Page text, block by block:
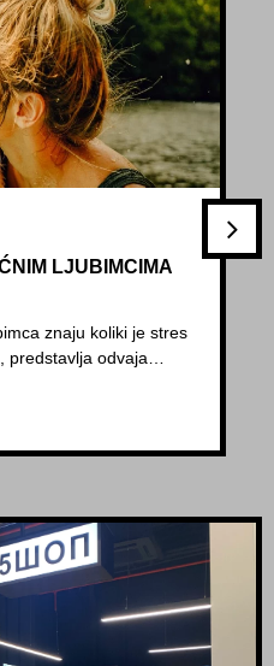
LJUBIMCIMA
znaju koliki je stres
predstavlja odvaja…